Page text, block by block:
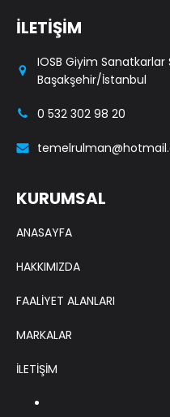
İLETİŞİM
IOSB Giyim
Başakşehir/İstanbul
0 532 302 98 20
KURUMSAL
ANASAYFA
HAKKIMIZDA
FAALİYET ALANLARI
MARKALAR
İLETİŞİM